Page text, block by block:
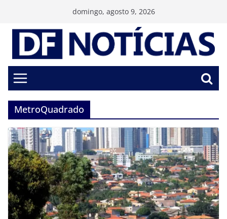
conteúdo
domingo, agosto 9, 2026
MetroQuadrado